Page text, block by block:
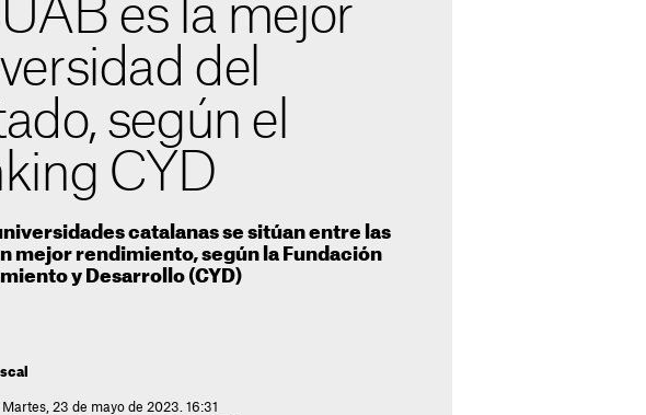
es la mejor
del
según el
CYD
catalanas se sitúan entre las
mejor rendimiento, según la Fundación
y Desarrollo (CYD)
23 de mayo de 2023. 16:31